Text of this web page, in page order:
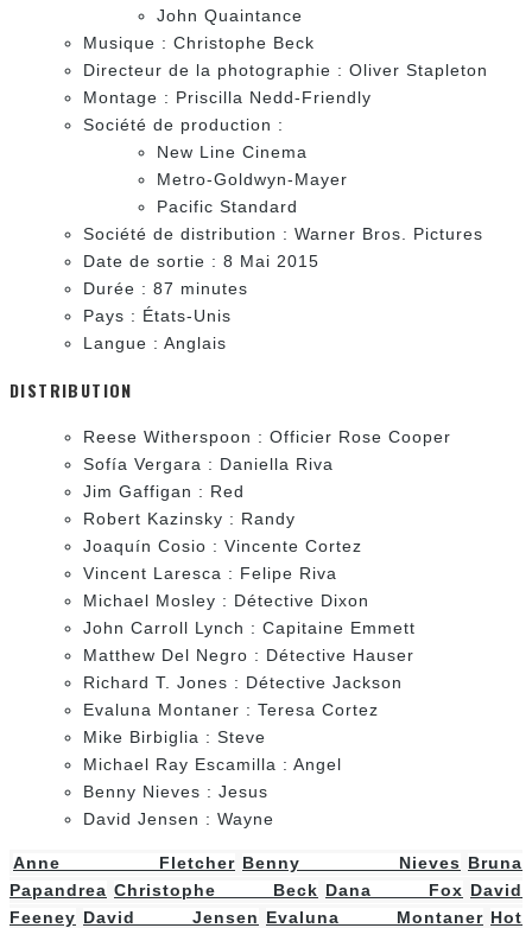
John Quaintance
Musique : Christophe Beck
Directeur de la photographie : Oliver Stapleton
Montage : Priscilla Nedd-Friendly
Société de production :
New Line Cinema
Metro-Goldwyn-Mayer
Pacific Standard
Société de distribution : Warner Bros. Pictures
Date de sortie : 8 Mai 2015
Durée : 87 minutes
Pays : États-Unis
Langue : Anglais
DISTRIBUTION
Reese Witherspoon : Officier Rose Cooper
Sofía Vergara : Daniella Riva
Jim Gaffigan : Red
Robert Kazinsky : Randy
Joaquín Cosio : Vincente Cortez
Vincent Laresca : Felipe Riva
Michael Mosley : Détective Dixon
John Carroll Lynch : Capitaine Emmett
Matthew Del Negro : Détective Hauser
Richard T. Jones : Détective Jackson
Evaluna Montaner : Teresa Cortez
Mike Birbiglia : Steve
Michael Ray Escamilla : Angel
Benny Nieves : Jesus
David Jensen : Wayne
Anne Fletcher Benny Nieves Bruna
Papandrea Christophe Beck Dana Fox David
Feeney David Jensen Evaluna Montaner Hot